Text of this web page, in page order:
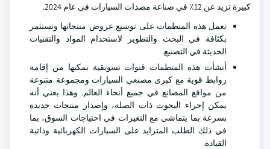
كبيرة تزيد عن 12٪ في صناعة مصدات السيارات في عام 2024.
تعمل هذه المنظمات على توسيع عروض منتجاتها وتستثمر
بكثافة في البحث والتطوير لاستخدام المواد والتقنيات
الحديثة في التصنيع.
أنشأت هذه المنظمات قنوات تسويقية تمكنها من إقامة
روابط قوية مع كبرى مصنعي السيارات ومجموعة متنوعة
من مواقع المصانع في جميع أنحاء العالم. وهذا يعني أنه
يمكن إجراء البحوث ذات الصلة، وإصدار منتجات جديدة
بسرعة بما يتماشى مع التغيرات في احتياجات السوق، بما
في ذلك الطلب المتزايد على السيارات الكهربائية وذاتية
القيادة.